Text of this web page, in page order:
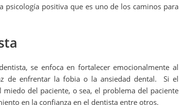
positiva que es uno de los caminos para
se enfoca en fortalecer emocionalmente al
de enfrentar la fobia o la ansiedad dental. Si el
del paciente, o sea, el problema del paciente
en la confianza en el dentista entre otros.